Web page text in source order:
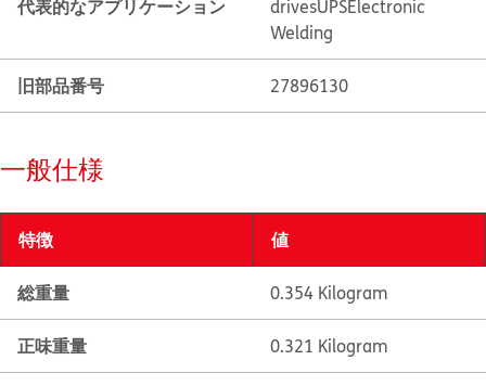
代表的なアプリケーション
drivesUPSElectronic
Welding
旧部品番号 27896130
一般仕様
特徴 値
総重量 0.354 Kilogram
正味重量 0.321 Kilogram